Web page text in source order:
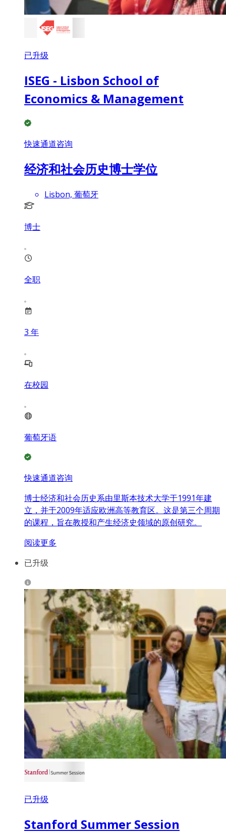
已升级
ISEG - Lisbon School of
Economics & Management
快速通道咨询
经济和社会历史博士学位
Lisbon, 葡萄牙
博士
全职
3 年
在校园
葡萄牙语
快速通道咨询
博士经济和社会历史系由里斯本技术大学于1991年建
立，并于2009年适应欧洲高等教育区。这是第三个周期
的课程，旨在教授和产生经济史领域的原创研究。
阅读更多
已升级
已升级
Stanford Summer Session